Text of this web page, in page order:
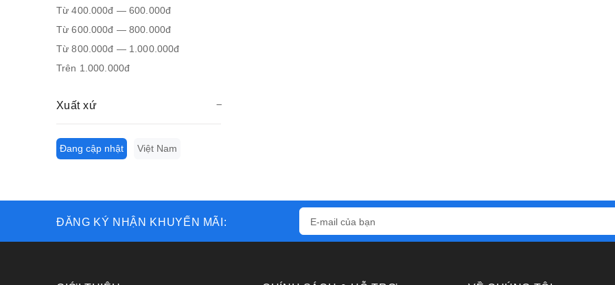
Từ 400.000đ — 600.000đ
Từ 600.000đ — 800.000đ
Từ 800.000đ — 1.000.000đ
Trên 1.000.000đ
Xuất xứ
Đang cập nhật Việt Nam
ĐĂNG KÝ NHẬN KHUYẾN MÃI: